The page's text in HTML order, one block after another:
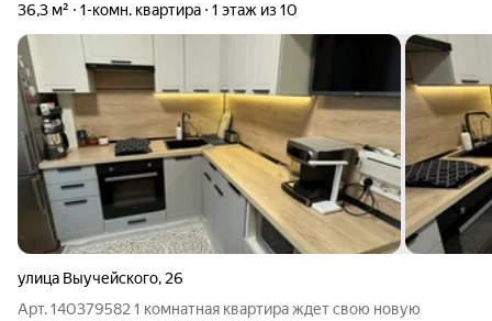
36,3 м² 1-комн. квартира 1 этаж из 10
улица Выучейского, 26
Арт. 140379582 1 комнатная квартира ждет свою новую